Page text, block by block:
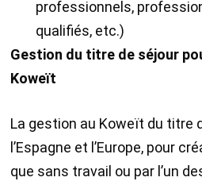
professionnels,
qualifiés, etc.)
Gestion du titre de séjour
Koweït
La gestion au Koweït du titre
l’Espagne et l’Europe, pour
que sans travail ou par l’un